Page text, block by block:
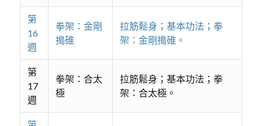
第
16
週
拳架：金剛
搗碓
拉筋鬆身；基本功法；拳
架：金剛搗碓。
第
17
週
拳架：合太
極
拉筋鬆身；基本功法；拳
架：合太極。